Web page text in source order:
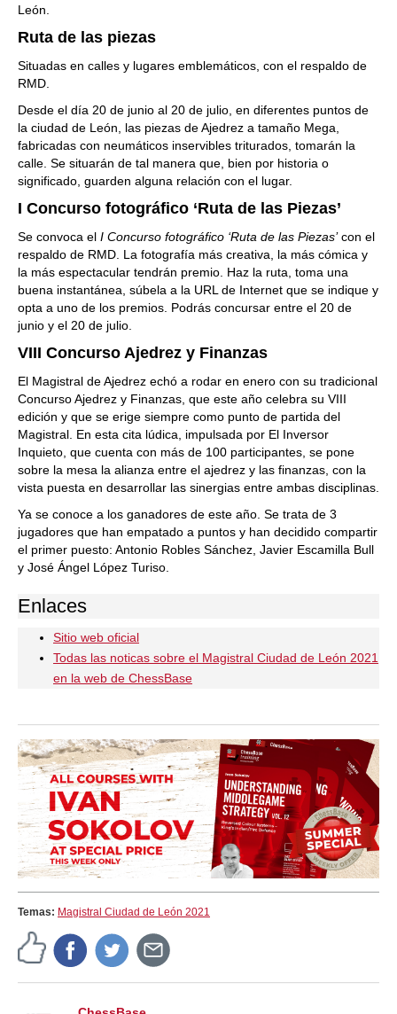
León.
Ruta de las piezas
Situadas en calles y lugares emblemáticos, con el respaldo de
RMD.
Desde el día 20 de junio al 20 de julio, en diferentes puntos de
la ciudad de León, las piezas de Ajedrez a tamaño Mega,
fabricadas con neumáticos inservibles triturados, tomarán la
calle. Se situarán de tal manera que, bien por historia o
significado, guarden alguna relación con el lugar.
I Concurso fotográfico ‘Ruta de las Piezas’
Se convoca el I Concurso fotográfico ‘Ruta de las Piezas’con el
respaldo de RMD. La fotografía más creativa, la más cómica y
la más espectacular tendrán premio. Haz la ruta, toma una
buena instantánea, súbela a la URL de Internet que se indique y
opta a uno de los premios. Podrás concursar entre el 20 de
junio y el 20 de julio.
VIII Concurso Ajedrez y Finanzas
El Magistral de Ajedrez echó a rodar en enero con su tradicional
Concurso Ajedrez y Finanzas, que este año celebra su VIII
edición y que se erige siempre como punto de partida del
Magistral. En esta cita lúdica, impulsada por El Inversor
Inquieto, que cuenta con más de 100 participantes, se pone
sobre la mesa la alianza entre el ajedrez y las finanzas, con la
vista puesta en desarrollar las sinergias entre ambas disciplinas.
Ya se conoce a los ganadores de este año. Se trata de 3
jugadores que han empatado a puntos y han decidido compartir
el primer puesto: Antonio Robles Sánchez, Javier Escamilla Bull
y José Ángel López Turiso.
Enlaces
Sitio web oficial
Todas las noticas sobre el Magistral Ciudad de León 2021
en la web de ChessBase
Temas: Magistral Ciudad de León 2021